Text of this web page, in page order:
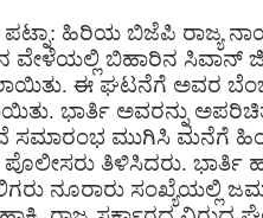
ಪಟ್ನಾ: ಹಿರಿಯ ಬಿಜೆಪಿ ರಾಜ್ಯ
ವೇಳೆಯಲ್ಲಿ ಬಿಹಾರಿನ ಸಿವಾನ್
ಈ ಘಟನೆಗೆ ಅವರ
ಭಾರ್ತಿ ಅವರನ್ನು
ಮುಗಿಸಿ ಮನೆಗೆ
ತಿಳಿಸಿದರು. ಭಾರ್ತಿ
ನೂರಾರು ಸಂಖ್ಯೆಯಲ್ಲಿ